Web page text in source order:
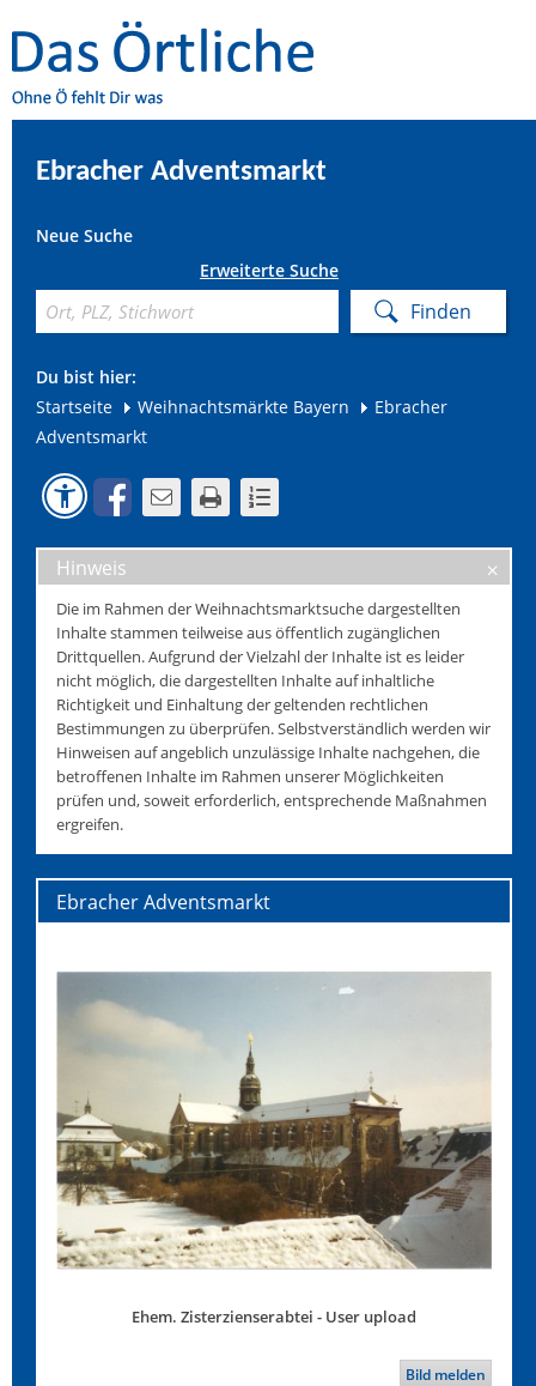
Ebracher Adventsmarkt
Neue Suche
Erweiterte Suche
Du bist hier:
Startseite
Weihnachtsmärkte Bayern
Ebracher
Adventsmarkt
Hinweis
Die im Rahmen der Weihnachtsmarktsuche dargestellten
Inhalte stammen teilweise aus öffentlich zugänglichen
Drittquellen. Aufgrund der Vielzahl der Inhalte ist es leider
nicht möglich, die dargestellten Inhalte auf inhaltliche
Richtigkeit und Einhaltung der geltenden rechtlichen
Bestimmungen zu überprüfen. Selbstverständlich werden wir
Hinweisen auf angeblich unzulässige Inhalte nachgehen, die
betroffenen Inhalte im Rahmen unserer Möglichkeiten
prüfen und, soweit erforderlich, entsprechende Maßnahmen
ergreifen.
Ebracher Adventsmarkt
Ehem. Zisterzienserabtei - User upload
Bild melden